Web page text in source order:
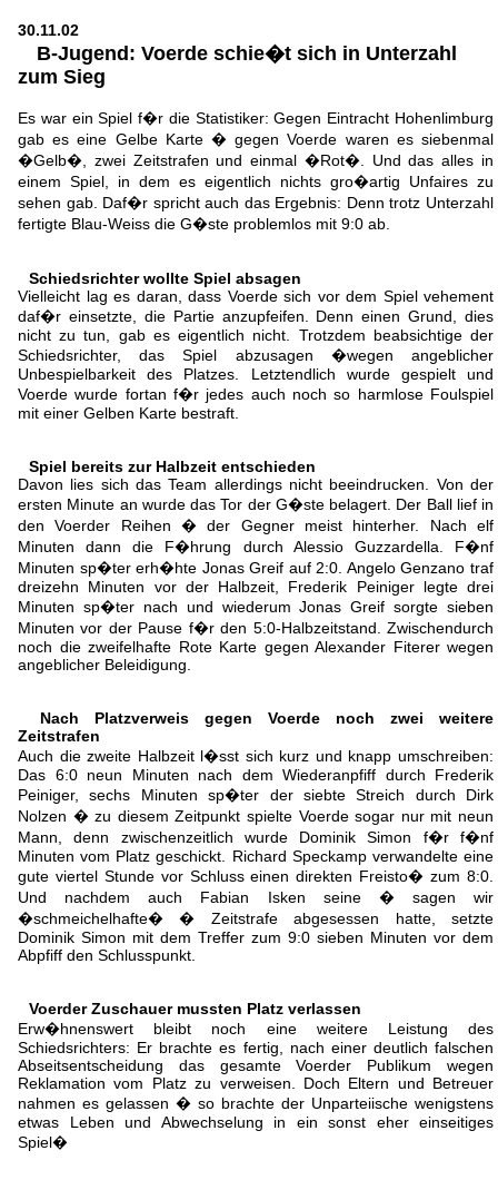
30.11.02
B-Jugend: Voerde schie�t sich in Unterzahl
zum Sieg
Es war ein Spiel f�r die Statistiker: Gegen Eintracht Hohenlimburg
gab es eine Gelbe Karte � gegen Voerde waren es siebenmal
�Gelb�, zwei Zeitstrafen und einmal �Rot�. Und das alles in
einem Spiel, in dem es eigentlich nichts gro�artig Unfaires zu
sehen gab. Daf�r spricht auch das Ergebnis: Denn trotz Unterzahl
fertigte Blau-Weiss die G�ste problemlos mit 9:0 ab.
Schiedsrichter wollte Spiel absagen
Vielleicht lag es daran, dass Voerde sich vor dem Spiel vehement
daf�r einsetzte, die Partie anzupfeifen. Denn einen Grund, dies
nicht zu tun, gab es eigentlich nicht. Trotzdem beabsichtige der
Schiedsrichter, das Spiel abzusagen �wegen angeblicher
Unbespielbarkeit des Platzes. Letztendlich wurde gespielt und
Voerde wurde fortan f�r jedes auch noch so harmlose Foulspiel
mit einer Gelben Karte bestraft.
Spiel bereits zur Halbzeit entschieden
Davon lies sich das Team allerdings nicht beeindrucken. Von der
ersten Minute an wurde das Tor der G�ste belagert. Der Ball lief in
den Voerder Reihen � der Gegner meist hinterher. Nach elf
Minuten dann die F�hrung durch Alessio Guzzardella. F�nf
Minuten sp�ter erh�hte Jonas Greif auf 2:0. Angelo Genzano traf
dreizehn Minuten vor der Halbzeit, Frederik Peiniger legte drei
Minuten sp�ter nach und wiederum Jonas Greif sorgte sieben
Minuten vor der Pause f�r den 5:0-Halbzeitstand. Zwischendurch
noch die zweifelhafte Rote Karte gegen Alexander Fiterer wegen
angeblicher Beleidigung.
Nach Platzverweis gegen Voerde noch zwei weitere
Zeitstrafen
Auch die zweite Halbzeit l�sst sich kurz und knapp umschreiben:
Das 6:0 neun Minuten nach dem Wiederanpfiff durch Frederik
Peiniger, sechs Minuten sp�ter der siebte Streich durch Dirk
Nolzen � zu diesem Zeitpunkt spielte Voerde sogar nur mit neun
Mann, denn zwischenzeitlich wurde Dominik Simon f�r f�nf
Minuten vom Platz geschickt. Richard Speckamp verwandelte eine
gute viertel Stunde vor Schluss einen direkten Freisto� zum 8:0.
Und nachdem auch Fabian Isken seine � sagen wir
�schmeichelhafte� � Zeitstrafe abgesessen hatte, setzte
Dominik Simon mit dem Treffer zum 9:0 sieben Minuten vor dem
Abpfiff den Schlusspunkt.
Voerder Zuschauer mussten Platz verlassen
Erw�hnenswert bleibt noch eine weitere Leistung des
Schiedsrichters: Er brachte es fertig, nach einer deutlich falschen
Abseitsentscheidung das gesamte Voerder Publikum wegen
Reklamation vom Platz zu verweisen. Doch Eltern und Betreuer
nahmen es gelassen � so brachte der Unparteiische wenigstens
etwas Leben und Abwechselung in ein sonst eher einseitiges
Spiel�